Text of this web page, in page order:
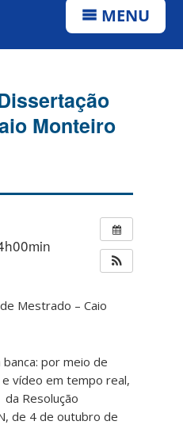
MENU
Monteiro
Mestrado – Caio
por meio de
vídeo em tempo real,
Resolução
de 4 de outubro de